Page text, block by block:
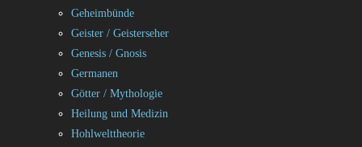
Geheimbünde
Geister / Geisterseher
Genesis / Gnosis
Germanen
Götter / Mythologie
Heilung und Medizin
Hohlwelttheorie